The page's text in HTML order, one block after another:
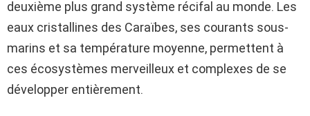
deuxième plus grand système récifal au monde. Les
eaux cristallines des Caraïbes, ses courants sous-
marins et sa température moyenne, permettent à
ces écosystèmes merveilleux et complexes de se
développer entièrement.